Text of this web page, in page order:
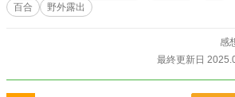
百合
野外露出
感
最終更新日